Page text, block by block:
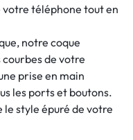
téléphone tout en
notre coque
de votre
prise en main
les ports et boutons.
style épuré de votre